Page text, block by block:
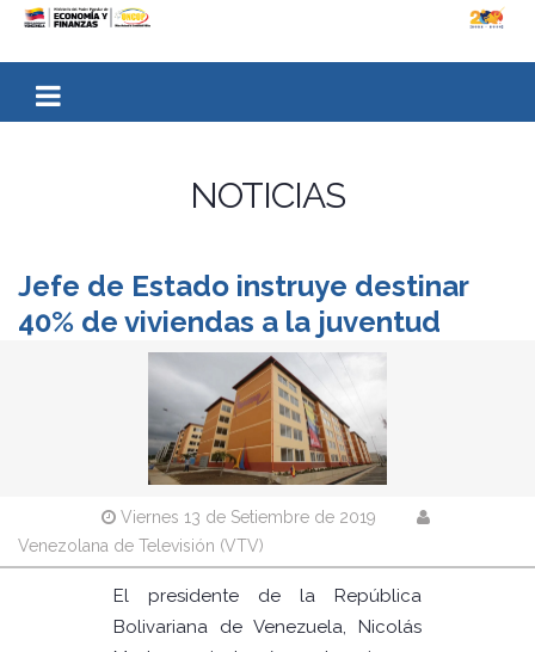
NOTICIAS
Jefe de Estado instruye destinar
40% de viviendas a la juventud
Viernes 13 de Setiembre de 2019
Venezolana de Televisión (VTV)
El presidente de la República
Bolivariana de Venezuela, Nicolás